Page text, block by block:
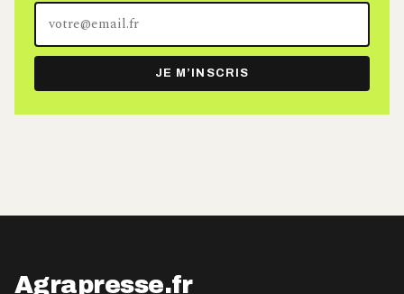
Votre
adresse
e-
mail
JE M’INSCRIS
Agrapresse.fr